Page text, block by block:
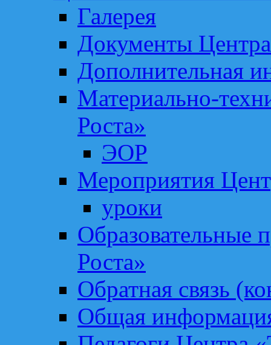
Галерея
Документы
Дополнительная
Материально-
Роста»
ЭОР
Мероприятия
уроки
Образовательные
Роста»
Обратная связь
Общая